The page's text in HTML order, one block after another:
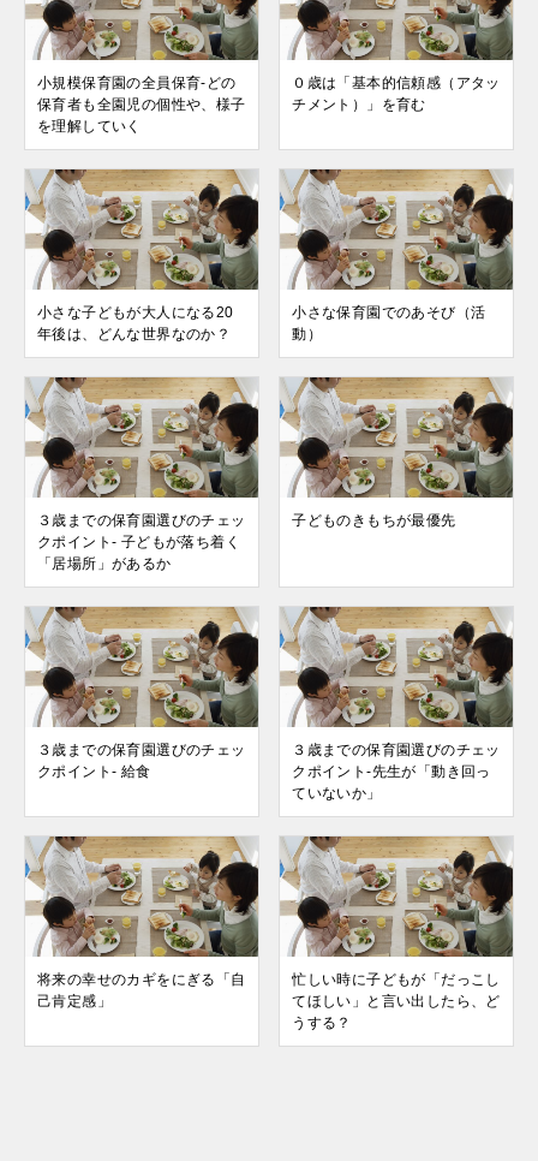
小規模保育園の全員保育-どの
保育者も全園児の個性や、様子
を理解していく
０歳は「基本的信頼感（アタッ
チメント）」を育む
小さな子どもが大人になる20
年後は、どんな世界なのか？
小さな保育園でのあそび（活
動）
３歳までの保育園選びのチェッ
クポイント- 子どもが落ち着く
「居場所」があるか
子どものきもちが最優先
３歳までの保育園選びのチェッ
クポイント- 給食
３歳までの保育園選びのチェッ
クポイント-先生が「動き回っ
ていないか」
将来の幸せのカギをにぎる「自
己肯定感」
忙しい時に子どもが「だっこし
てほしい」と言い出したら、ど
うする？